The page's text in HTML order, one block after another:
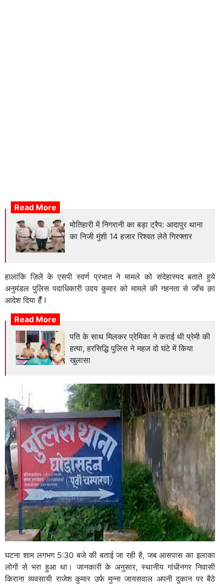
Read More
मोतिहारी में निगरानी का बड़ा ट्रैप: आदापुर थाना
का निजी मुंशी 14 हजार रिश्वत लेते गिरफ्तार
हालांकि ज़िलें के एसपी स्वर्ण प्रभात ने मामले को संदेहास्पद बताते हुये
अनुमंडल पुलिस पदाधिकारी उदय कुमार को मामले की गहनता से जाँच क़ा
आदेश दिया हैँ l
Read More
पति के साथ मिलकर प्रेमिका ने कराई थी प्रेमी की
हत्या, हरसिद्धि पुलिस ने महज दो घंटे में किया
खुलासा
घटना शाम लगभग 5:30 बजे की बताई जा रही है, जब आसपास का इलाका
लोगों से भरा हुआ था। जानकारी के अनुसार, स्थानीय गांधीनगर निवासी
किराना व्यवसायी राजेश कुमार उर्फ मुन्ना जायसवाल अपनी दुकान पर बैठे